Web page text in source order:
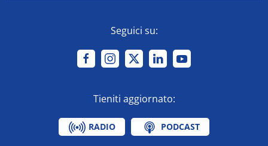
Seguici su:
Tieniti aggiornato:
RADIO PODCAST